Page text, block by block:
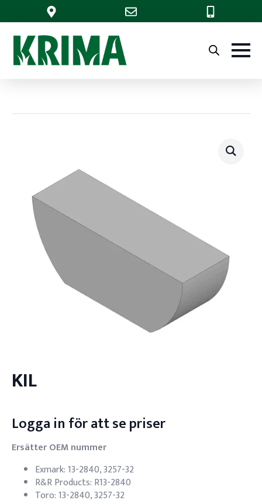
KIL
Logga in för att se priser
Ersätter OEM nummer
Exmark: 13-2840, 3257-32
R&R Products: R13-2840
Toro: 13-2840, 3257-32